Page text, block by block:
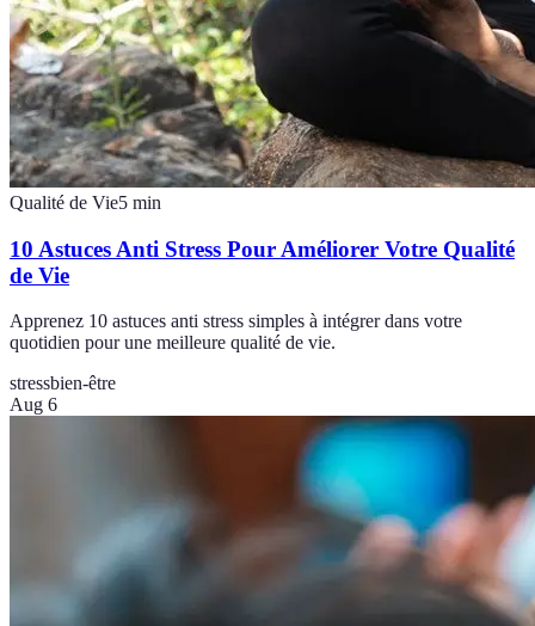
Qualité de Vie5 min
10 Astuces Anti Stress Pour Améliorer Votre Qualité
de Vie
Apprenez 10 astuces anti stress simples à intégrer dans votre
quotidien pour une meilleure qualité de vie.
stressbien-être
Aug 6